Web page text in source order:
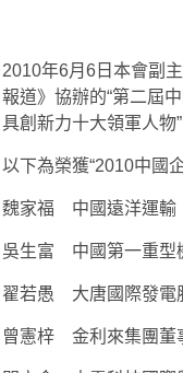
2010年6月6日本會副
報道》協辦的“第二屆
具創新力十大領軍人物”
以下為榮獲“2010中國
魏家福 中國遠洋運輸
吳生富 中國第一重型
翟若愚 大唐國際發電
曾憲梓 金利來集團董